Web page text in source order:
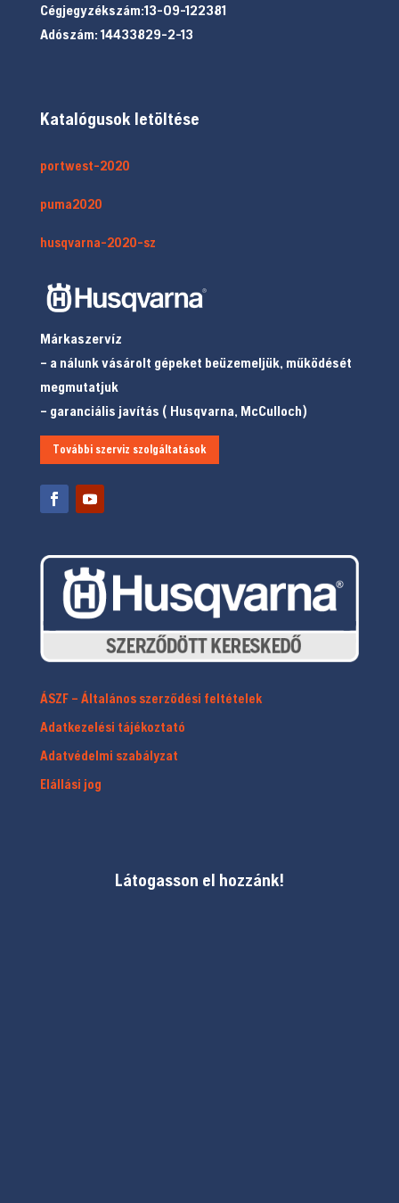
Cégjegyzékszám:13-09-122381
Adószám: 14433829-2-13
Katalógusok letöltése
portwest-2020
puma2020
husqvarna-2020-sz
Márkaszervíz
– a nálunk vásárolt gépeket beüzemeljük, működését
megmutatjuk
– garanciális javítás ( Husqvarna, McCulloch)
További szerviz szolgáltatások
ÁSZF – Általános szerződési feltételek
Adatkezelési tájékoztató
Adatvédelmi szabályzat
Elállási jog
Látogasson el hozzánk!